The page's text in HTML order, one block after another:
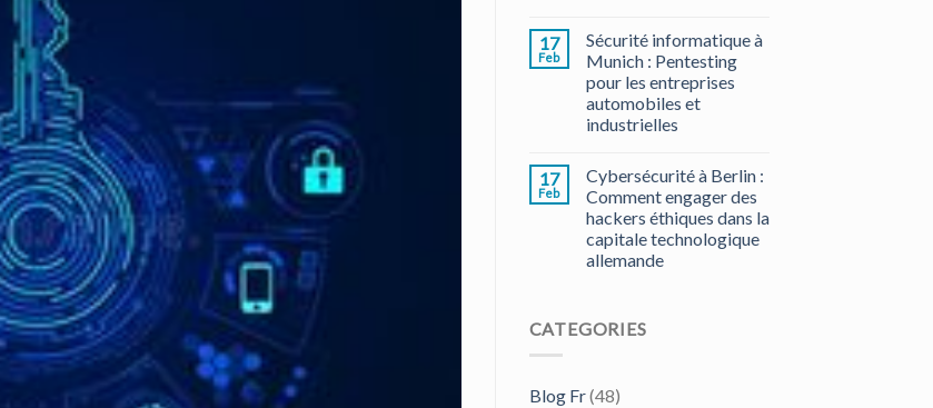
17
Feb
Sécurité informatique à
Munich : Pentesting
pour les entreprises
automobiles et
industrielles
17
Feb
Cybersécurité à Berlin :
Comment engager des
hackers éthiques dans la
capitale technologique
allemande
CATEGORIES
Blog Fr(48)